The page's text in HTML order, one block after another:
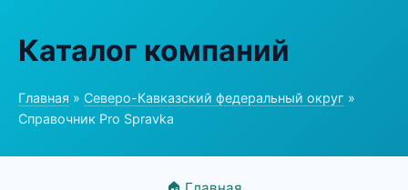
Каталог компаний
Главная » Северо-Кавказский федеральный округ »
Справочник Pro Spravka